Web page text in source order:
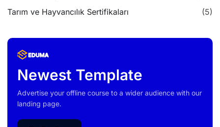
Tarım ve Hayvancılık Sertifikaları
(5)
Newest Template
Advertise your offline course to a wider audience with our
landing page.